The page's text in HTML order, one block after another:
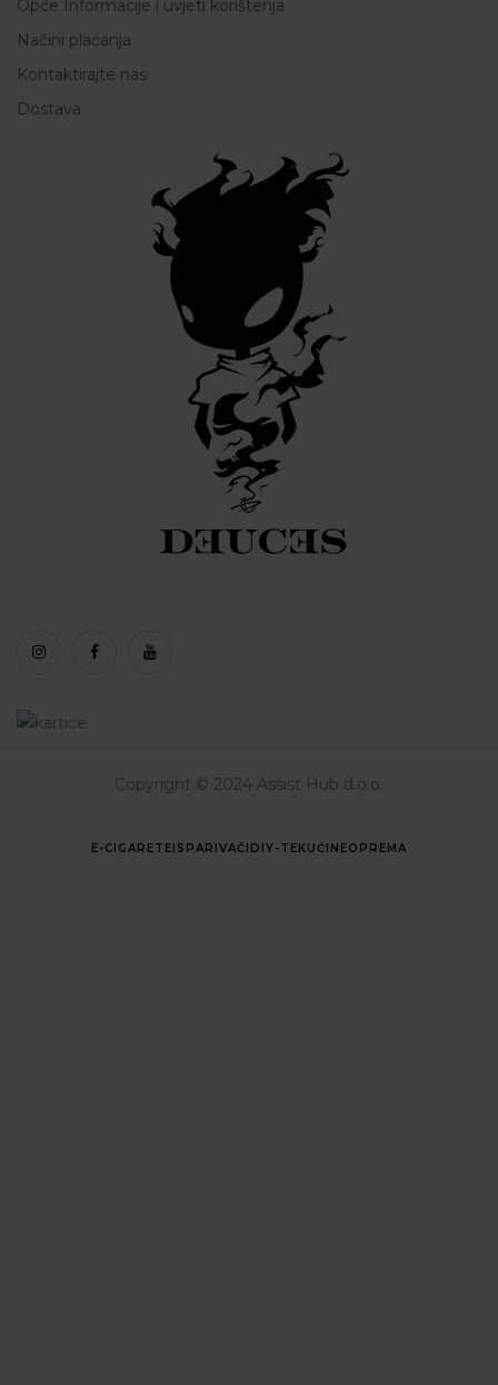
Opće Informacije i uvjeti korištenja
Načini plaćanja
Kontaktirajte nas
Dostava
Copyright © 2024 Assist Hub d.o.o.
E-CIGARETEISPARIVAČI DIY-TEKUĆINEOPREMA